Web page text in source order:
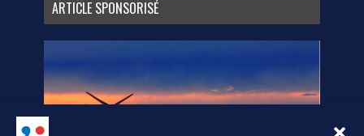
ARTICLE SPONSORISÉ